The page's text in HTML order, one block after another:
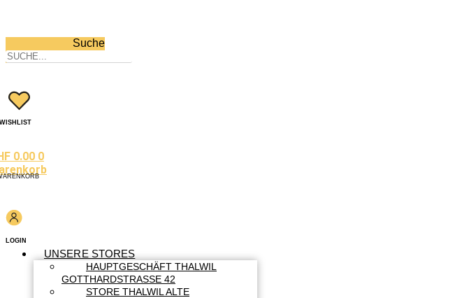
Suche
WISHLIST
0.00 0
LOGIN
UNSERE STORES
HAUPTGESCHÄFT THALWIL
GOTTHARDSTRASSE 42
STORE THALWIL ALTE